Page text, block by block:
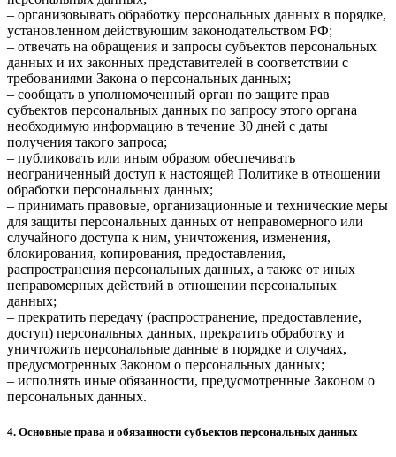
– организовывать обработку персональных данных в порядке,
установленном действующим законодательством РФ;
– отвечать на обращения и запросы субъектов персональных
данных и их законных представителей в соответствии с
требованиями Закона о персональных данных;
– сообщать в уполномоченный орган по защите прав
субъектов персональных данных по запросу этого органа
необходимую информацию в течение 30 дней с даты
получения такого запроса;
– публиковать или иным образом обеспечивать
неограниченный доступ к настоящей Политике в отношении
обработки персональных данных;
– принимать правовые, организационные и технические меры
для защиты персональных данных от неправомерного или
случайного доступа к ним, уничтожения, изменения,
блокирования, копирования, предоставления,
распространения персональных данных, а также от иных
неправомерных действий в отношении персональных
данных;
– прекратить передачу (распространение, предоставление,
доступ) персональных данных, прекратить обработку и
уничтожить персональные данные в порядке и случаях,
предусмотренных Законом о персональных данных;
– исполнять иные обязанности, предусмотренные Законом о
персональных данных.
4. Основные права и обязанности субъектов персональных данных